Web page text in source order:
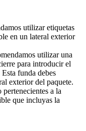
utilizar etiquetas
en un lateral exterior
utilizar una
para introducir el
funda debes
exterior del paquete.
a la
que incluyas la